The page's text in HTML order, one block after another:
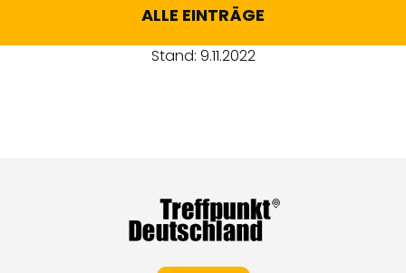
ALLE EINTRÄGE
Stand: 9.11.2022